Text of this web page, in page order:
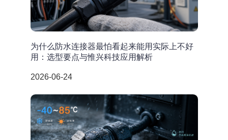
为什么防水连接器最怕看起来能用实际上不好
用：选型要点与惟兴科技应用解析
2026-06-24